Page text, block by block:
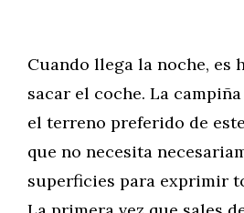
Cuando llega la noche, es
sacar el coche. La
el terreno preferido de
que no necesita
superficies para exprimir